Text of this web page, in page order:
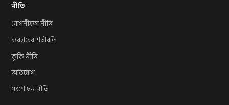
নীতি
গোপনীয়তা নীতি
ব্যবহারের শর্তাবলি
কুকি নীতি
অভিযোগ
সংশোধন নীতি